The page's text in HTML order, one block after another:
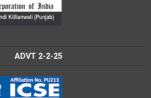
ADVT 2-2-25